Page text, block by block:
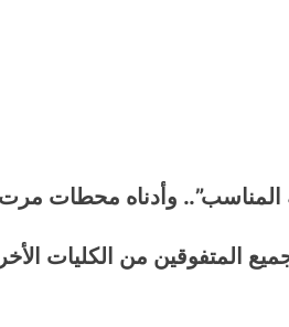
المناسب”.. وأدناه محطات
المتفوقين من الكليات